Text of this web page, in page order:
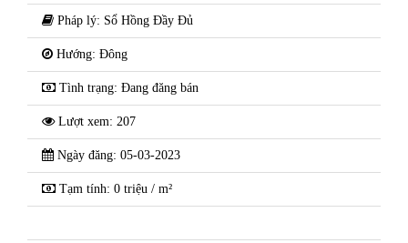
Pháp lý: Sổ Hồng Đầy Đủ
Hướng: Đông
Tình trạng: Đang đăng bán
Lượt xem: 207
Ngày đăng: 05-03-2023
Tạm tính: 0 triệu / m²